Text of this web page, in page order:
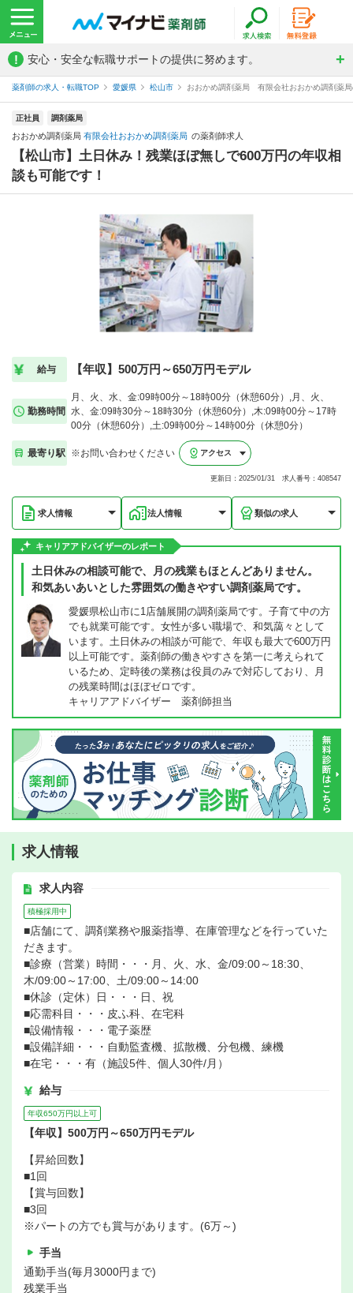
! 安心・安全な転職サポートの提供に努めます。
薬剤師の求人・転職TOP 愛媛県 松山市 おおかめ調剤薬局 有限会社おおかめ調剤薬
正社員 調剤薬局
おおかめ調剤薬局 有限会社おおかめ調剤薬局 の薬剤師求人
【松山市】土日休み！残業ほぼ無しで600万円の年収相
談も可能です！
給与 【年収】500万円～650万円モデル
勤務時間
月、火、水、金:09時00分～18時00分（休憩60分）,月、火、
水、金:09時30分～18時30分（休憩60分）,木:09時00分～17時
00分（休憩60分）,土:09時00分～14時00分（休憩0分）
最寄り駅 ※お問い合わせください アクセス
更新日：2025/01/31 求人番号：408547
求人情報 法人情報 類似の求人
キャリアアドバイザーのレポート
土日休みの相談可能で、月の残業もほとんどありません。
和気あいあいとした雰囲気の働きやすい調剤薬局です。
愛媛県松山市に1店舗展開の調剤薬局です。子育て中の方
でも就業可能です。女性が多い職場で、和気藹々として
います。土日休みの相談が可能で、年収も最大で600万円
以上可能です。薬剤師の働きやすさを第一に考えられて
いるため、定時後の業務は役員のみで対応しており、月
の残業時間はほぼゼロです。
キャリアアドバイザー 薬剤師担当
求人情報
求人内容
積極採用中
■店舗にて、調剤業務や服薬指導、在庫管理などを行っていた
だきます。
■診療（営業）時間・・・月、火、水、金/09:00～18:30、
木/09:00～17:00、土/09:00～14:00
■休診（定休）日・・・日、祝
■応需科目・・・皮ふ科、在宅科
■設備情報・・・電子薬歴
■設備詳細・・・自動監査機、拡散機、分包機、練機
■在宅・・・有（施設5件、個人30件/月）
給与
年収650万円以上可
【年収】500万円～650万円モデル
【昇給回数】
■1回
【賞与回数】
■3回
※パートの方でも賞与があります。(6万～)
手当
通勤手当(毎月3000円まで)
残業手当